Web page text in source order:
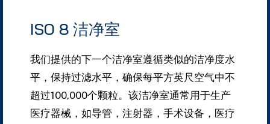
ISO 8 洁净室
我们提供的下一个洁净室遵循类似的洁净度水
平，保持过滤水平，确保每平方英尺空气中不
超过100,000个颗粒。 该洁净室通常用于生产
医疗器械，如导管，注射器，手术设备，医疗